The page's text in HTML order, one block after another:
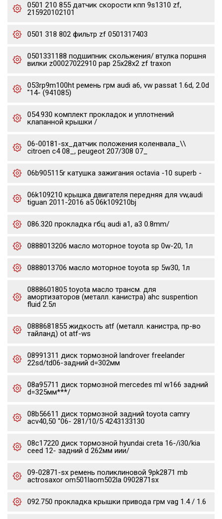
0501 210 855 датчик скорости кпп 9s1310 zf,
215920102101
0501 318 802 фильтр zf 0501317403
0501331188 подшипник скольжения/ втулка поршня
вилки z00027022910 pap 25x28x2 zf traxon
053rp9m100ht ремень грм audi a6, vw passat 1.6d, 2.0d
"14- (941085)
054.930 комплект прокладок и уплотнений
клапанной крышки /
06-00181-sx_датчик положения коленвала_\\
citroen c4 08_, peugeot 207/308 07_
06b905115r катушка зажигания octavia -10 superb -
06k109210 крышка двигателя передняя для vw,audi
tiguan 2011-2016 a5 06k109210bj
086.320 прокладка гбц audi a1, a3 0.8mm/
0888013206 масло моторное toyota sp 0w-20, 1л
0888013706 масло моторное toyota sp 5w30, 1л
0888601805 toyota масло трансм. для
амортизаторов (металл. канистра) ahc suspention
fluid 2.5л
0888681855 жидкость atf (металл. канистра, пр-во
тайланд) ot atf-ws
08991311 диск тормозной landrover freelander
22sd/td06-задний d=302мм
08a95711 диск тормозной mercedes ml w166 задний
d=325мм***/
08b56611 диск тормозной задний toyota camry
acv40,50 "06- 281/10/5 4243133130
08c17220 диск тормозной hyundai creta 16-/i30/kia
ceed 12- задний d 262мм иии/
09-02871-sx ремень поликлиновой 9pk2871 mb
actrosaxor om501laom502la 0902871sx
092.750 прокладка крышки привода грм vag 1.4 / 1.6